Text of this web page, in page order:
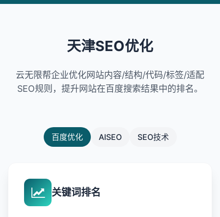
天津SEO优化
云无限帮企业优化网站内容/结构/代码/标签/适配
SEO规则，提升网站在百度搜索结果中的排名。
百度优化 AISEO SEO技术
关键词排名